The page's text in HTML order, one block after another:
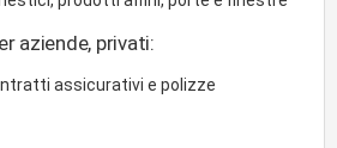
aziende, privati:
assicurativi e polizze